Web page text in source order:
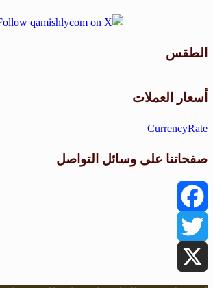
الطقس
أسعار العملات
CurrencyRate
صفحاتنا على وسائل التواصل
Facebook
Twitter